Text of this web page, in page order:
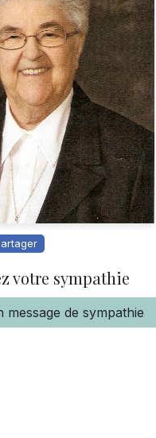
votre sympathie
message de sympathie